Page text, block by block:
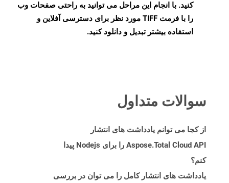
کنید. با انجام این مراحل می توانید به راحتی صفحات وب
را با فرمت TIFF مورد نظر برای دسترسی آفلاین و
استفاده بیشتر تبدیل و دانلود کنید.
سوالات متداول
از کجا می توانم یادداشت های انتشار
Aspose.Total Cloud API را برای Nodejs پیدا
کنم؟
یادداشت های انتشار کامل را می توان در بررسی